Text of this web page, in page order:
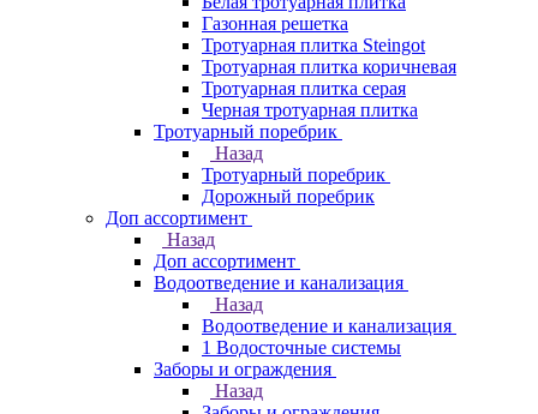
Газонная решетка
Тротуарная плитка Steingot
Тротуарная плитка коричневая
Тротуарная плитка серая
Черная тротуарная плитка
Тротуарный поребрик
Назад
Тротуарный поребрик
Дорожный поребрик
Доп ассортимент
Назад
Доп ассортимент
Водоотведение и канализация
Назад
Водоотведение и канализация
1 Водосточные системы
Заборы и ограждения
Назад